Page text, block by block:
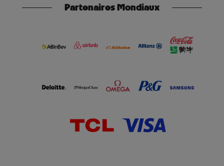
Partenaires Mondiaux